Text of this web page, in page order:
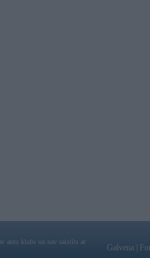
auto klubs un nav saistīts ar
Galvena